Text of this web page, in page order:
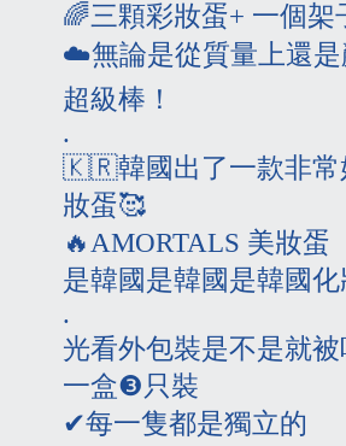
🌈三顆彩妝蛋+ 一個架
☁️無論是從質量上還
超級棒！
.
🇰🇷韓國出了一款非
妝蛋🥰
🔥AMORTALS 美妝蛋
是韓國是韓國是韓國化
.
光看外包裝是不是就被
一盒❸只裝
✔每一隻都是獨立的